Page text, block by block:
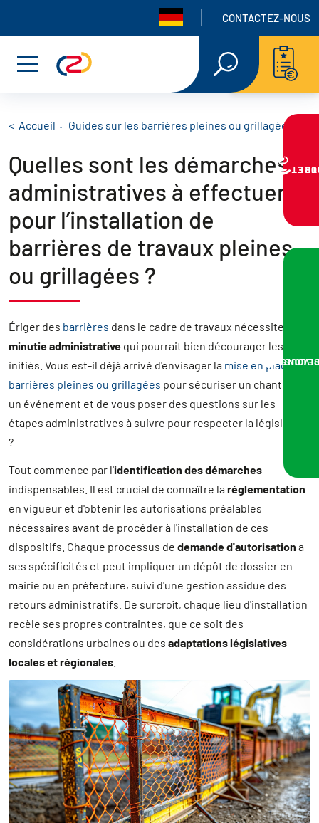
au
au
principal
au
de
page
Navigation
CONTACTEZ-NOUS
Menu
TEXTE
Fil d'Ariane
Accueil Guides sur les barrières pleines ou grillagées
Quelles sont les démarches
administratives à effectuer
pour l’installation de
barrières de travaux pleines
ou grillagées ?
Ériger des barrières dans le cadre de travaux nécessite une
minutie administrative qui pourrait bien décourager les non-
initiés. Vous est-il déjà arrivé d'envisager la mise en place de
barrières pleines ou grillagées pour sécuriser un chantier ou
un événement et de vous poser des questions sur les
étapes administratives à suivre pour respecter la législation
?
Tout commence par l'identification des démarches
indispensables. Il est crucial de connaître la réglementation
en vigueur et d'obtenir les autorisations préalables
nécessaires avant de procéder à l'installation de ces
dispositifs. Chaque processus de demande d'autorisation a
ses spécificités et peut impliquer un dépôt de dossier en
mairie ou en préfecture, suivi d'une gestion assidue des
retours administratifs. De surcroît, chaque lieu d'installation
recèle ses propres contraintes, que ce soit des
considérations urbaines ou des adaptations législatives
locales et régionales
VOTRE
NOUS VOUS
Panneau de gestion des cookies